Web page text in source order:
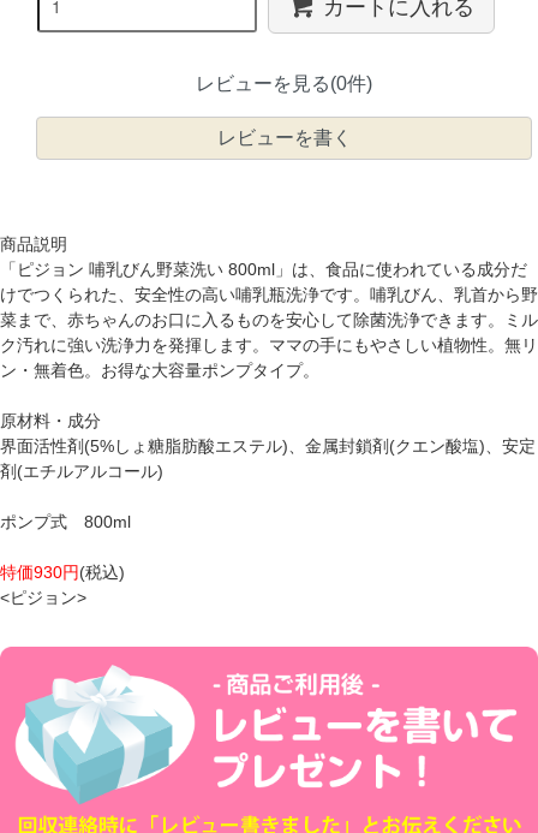
レビューを見る(0件)
レビューを書く
商品説明
「ピジョン 哺乳びん野菜洗い 800ml」は、食品に使われている成分だ
けでつくられた、安全性の高い哺乳瓶洗浄です。哺乳びん、乳首から野
菜まで、赤ちゃんのお口に入るものを安心して除菌洗浄できます。ミル
ク汚れに強い洗浄力を発揮します。ママの手にもやさしい植物性。無リ
ン・無着色。お得な大容量ポンプタイプ。
原材料・成分
界面活性剤(5%しょ糖脂肪酸エステル)、金属封鎖剤(クエン酸塩)、安定
剤(エチルアルコール)
ポンプ式 800ml
特価930円(税込)
<ピジョン>